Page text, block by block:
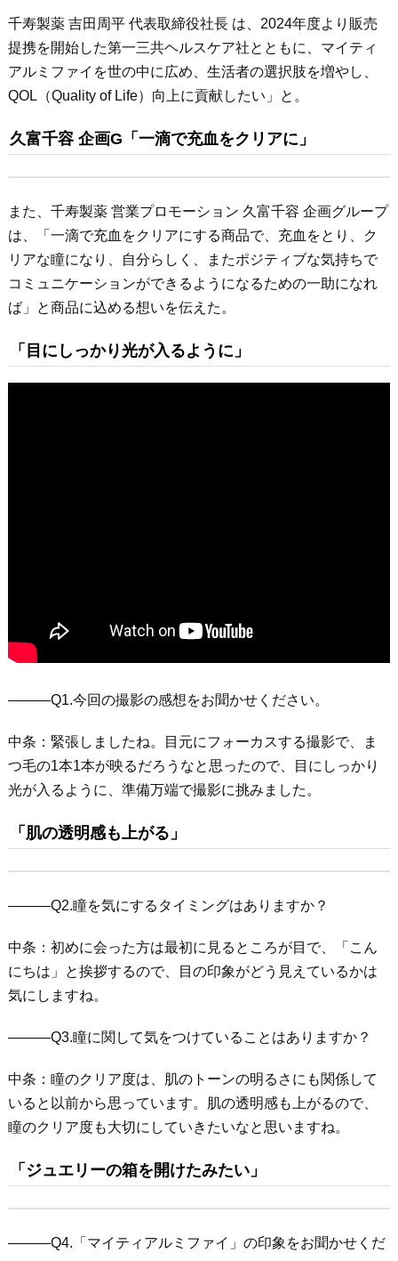
千寿製薬 吉田周平 代表取締役社長 は、2024年度より販売
提携を開始した第一三共ヘルスケア社とともに、マイティ
アルミファイを世の中に広め、生活者の選択肢を増やし、
QOL（Quality of Life）向上に貢献したい」と。
久富千容 企画G「一滴で充血をクリアに」
また、千寿製薬 営業プロモーション 久富千容 企画グループ
は、「一滴で充血をクリアにする商品で、充血をとり、ク
リアな瞳になり、自分らしく、またポジティブな気持ちで
コミュニケーションができるようになるための一助になれ
ば」と商品に込める想いを伝えた。
「目にしっかり光が入るように」
―――Q1.今回の撮影の感想をお聞かせください。
中条：緊張しましたね。目元にフォーカスする撮影で、ま
つ毛の1本1本が映るだろうなと思ったので、目にしっかり
光が入るように、準備万端で撮影に挑みました。
「肌の透明感も上がる」
―――Q2.瞳を気にするタイミングはありますか？
中条：初めに会った方は最初に見るところが目で、「こん
にちは」と挨拶するので、目の印象がどう見えているかは
気にしますね。
―――Q3.瞳に関して気をつけていることはありますか？
中条：瞳のクリア度は、肌のトーンの明るさにも関係して
いると以前から思っています。肌の透明感も上がるので、
瞳のクリア度も大切にしていきたいなと思いますね。
「ジュエリーの箱を開けたみたい」
―――Q4.「マイティアルミファイ」の印象をお聞かせくだ